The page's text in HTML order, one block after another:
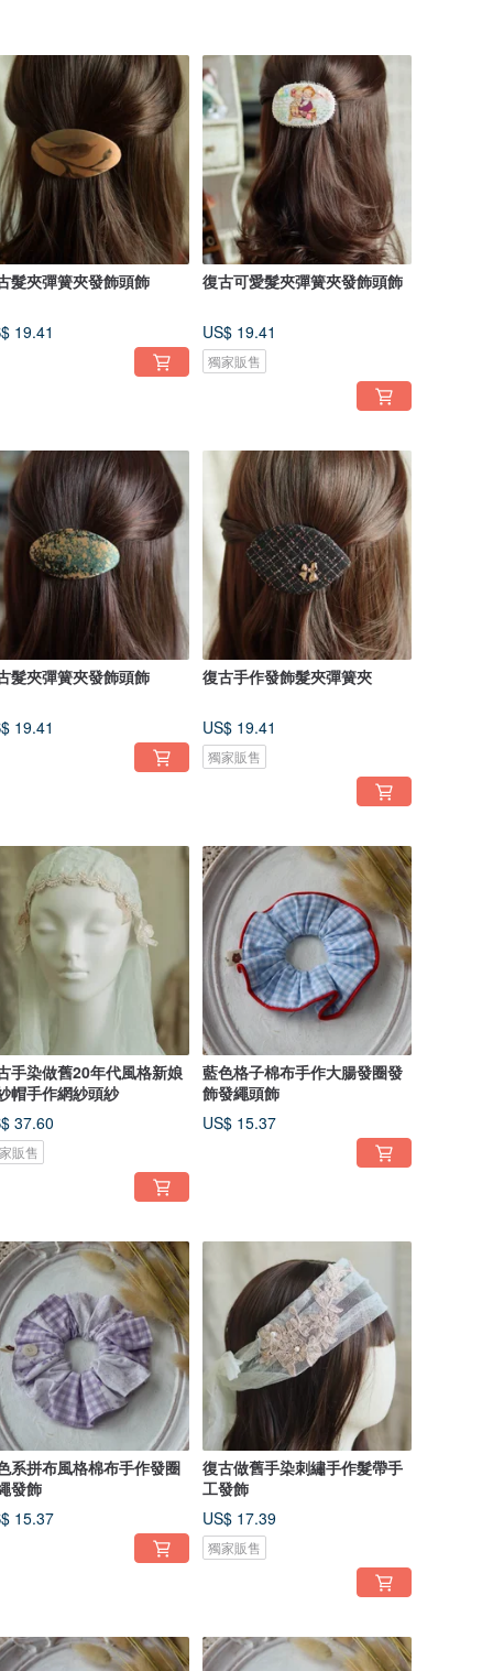
髮夾彈簧夾發飾頭飾
19.41
復古可愛髮夾彈簧夾發飾頭飾
US$ 19.41
獨家販售
髮夾彈簧夾發飾頭飾
19.41
復古手作發飾髮夾彈簧夾
US$ 19.41
獨家販售
手染做舊20年代風格新娘
帽手作網紗頭紗
37.60
販售
藍色格子棉布手作大腸發圈發
飾發繩頭飾
US$ 15.37
系拼布風格棉布手作發圈
發飾
15.37
復古做舊手染刺繡手作髮帶手
工發飾
US$ 17.39
獨家販售